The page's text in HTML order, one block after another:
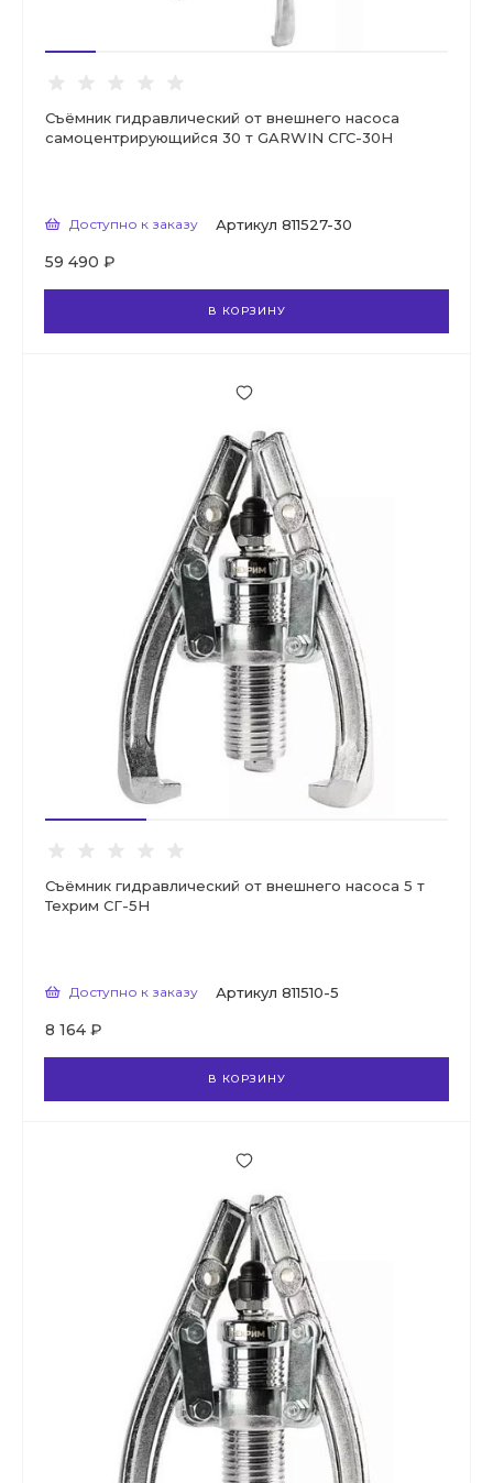
Съёмник гидравлический от внешнего насоса
самоцентрирующийся 30 т GARWIN СГС-30Н
Доступно к заказу Артикул 811527-30
59 490 ₽
В КОРЗИНУ
Съёмник гидравлический от внешнего насоса 5 т
Техрим СГ-5Н
Доступно к заказу Артикул 811510-5
8 164 ₽
В КОРЗИНУ